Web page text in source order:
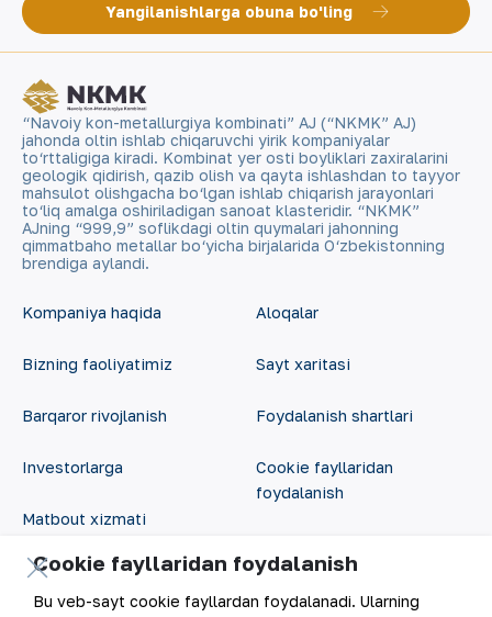
Yangilanishlarga obuna bo'ling
“Navoiy kon-metallurgiya kombinati” AJ (“NKMK” AJ)
jahonda oltin ishlab chiqaruvchi yirik kompaniyalar
to‘rttaligiga kiradi. Kombinat yer osti boyliklari zaxiralarini
geologik qidirish, qazib olish va qayta ishlashdan to tayyor
mahsulot olishgacha bo‘lgan ishlab chiqarish jarayonlari
to‘liq amalga oshiriladigan sanoat klasteridir. “NKMK”
AJning “999,9” soflikdagi oltin quymalari jahonning
qimmatbaho metallar bo‘yicha birjalarida O‘zbekistonning
brendiga aylandi.
Kompaniya haqida
Bizning faoliyatimiz
Barqaror rivojlanish
Investorlarga
Matbout xizmati
Karyera
Aloqalar
Sayt xaritasi
Foydalanish shartlari
Cookie fayllaridan
foydalanish
RSS feed
Cookie fayllaridan foydalanish
Bu veb-sayt cookie fayllardan foydalanadi. Ularning